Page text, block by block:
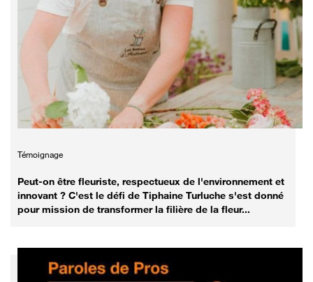
Témoignage
Peut-on être fleuriste, respectueux de l'environnement et
innovant ? C'est le défi de Tiphaine Turluche s'est donné
pour mission de transformer la filière de la fleur...